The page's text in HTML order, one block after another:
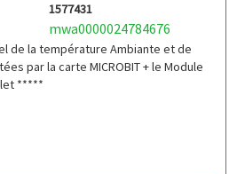
1577431
mwa0000024784676
de la température Ambiante et de
par la carte MICROBIT + le Module
*****